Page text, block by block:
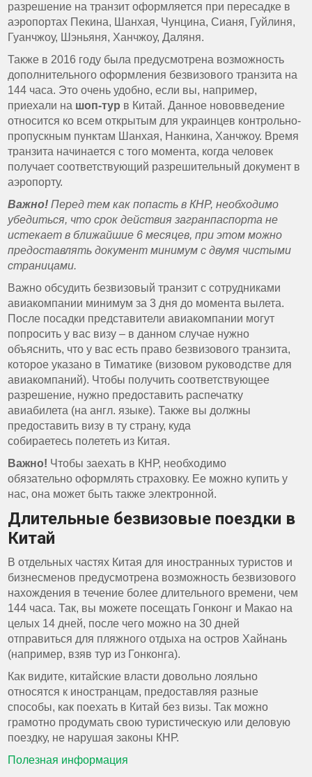
разрешение на транзит оформляется при пересадке в
аэропортах Пекина, Шанхая, Чунцина, Сианя, Гуйлиня,
Гуанчжоу, Шэньяня, Ханчжоу, Даляня.
Также в 2016 году была предусмотрена возможность
дополнительного оформления безвизового транзита на
144 часа. Это очень удобно, если вы, например,
приехали на шоп-тур в Китай. Данное нововведение
относится ко всем открытым для украинцев контрольно-
пропускным пунктам Шанхая, Нанкина, Ханчжоу. Время
транзита начинается с того момента, когда человек
получает соответствующий разрешительный документ в
аэропорту.
Важно! Перед тем как попасть в КНР, необходимо
убедиться, что срок действия загранпаспорта не
истекает в ближайшие 6 месяцев, при этом можно
предоставлять документ минимум с двумя чистыми
страницами.
Важно обсудить безвизовый транзит с сотрудниками
авиакомпании минимум за 3 дня до момента вылета.
После посадки представители авиакомпании могут
попросить у вас визу – в данном случае нужно
объяснить, что у вас есть право безвизового транзита,
которое указано в Тиматике (визовом руководстве для
авиакомпаний). Чтобы получить соответствующее
разрешение, нужно предоставить распечатку
авиабилета (на англ. языке). Также вы должны
предоставить визу в ту страну, куда
собираетесь полететь из Китая.
Важно! Чтобы заехать в КНР, необходимо
обязательно оформлять страховку. Ее можно купить у
нас, она может быть также электронной.
Длительные безвизовые поездки в
Китай
В отдельных частях Китая для иностранных туристов и
бизнесменов предусмотрена возможность безвизового
нахождения в течение более длительного времени, чем
144 часа. Так, вы можете посещать Гонконг и Макао на
целых 14 дней, после чего можно на 30 дней
отправиться для пляжного отдыха на остров Хайнань
(например, взяв тур из Гонконга).
Как видите, китайские власти довольно лояльно
относятся к иностранцам, предоставляя разные
способы, как поехать в Китай без визы. Так можно
грамотно продумать свою туристическую или деловую
поездку, не нарушая законы КНР.
Полезная информация